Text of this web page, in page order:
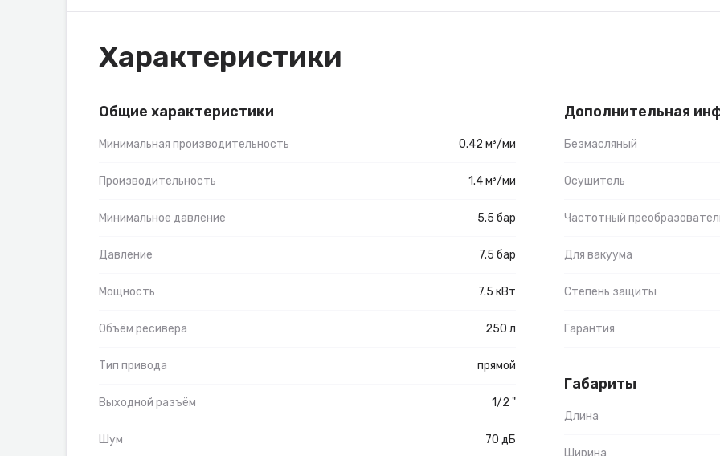
Характеристики
Общие характеристики
Минимальная производительность 0.42 м³/ми
Производительность 1.4 м³/ми
Минимальное давление 5.5 бар
Давление 7.5 бар
Мощность 7.5 кВт
Объём ресивера 250 л
Тип привода прямой
Выходной разъём 1/2 "
Шум 70 дБ
Дополнительная
Безмасляный
Осушитель
Частотный
Для вакуума
Степень защиты
Гарантия
Габариты
Длина
Ширина